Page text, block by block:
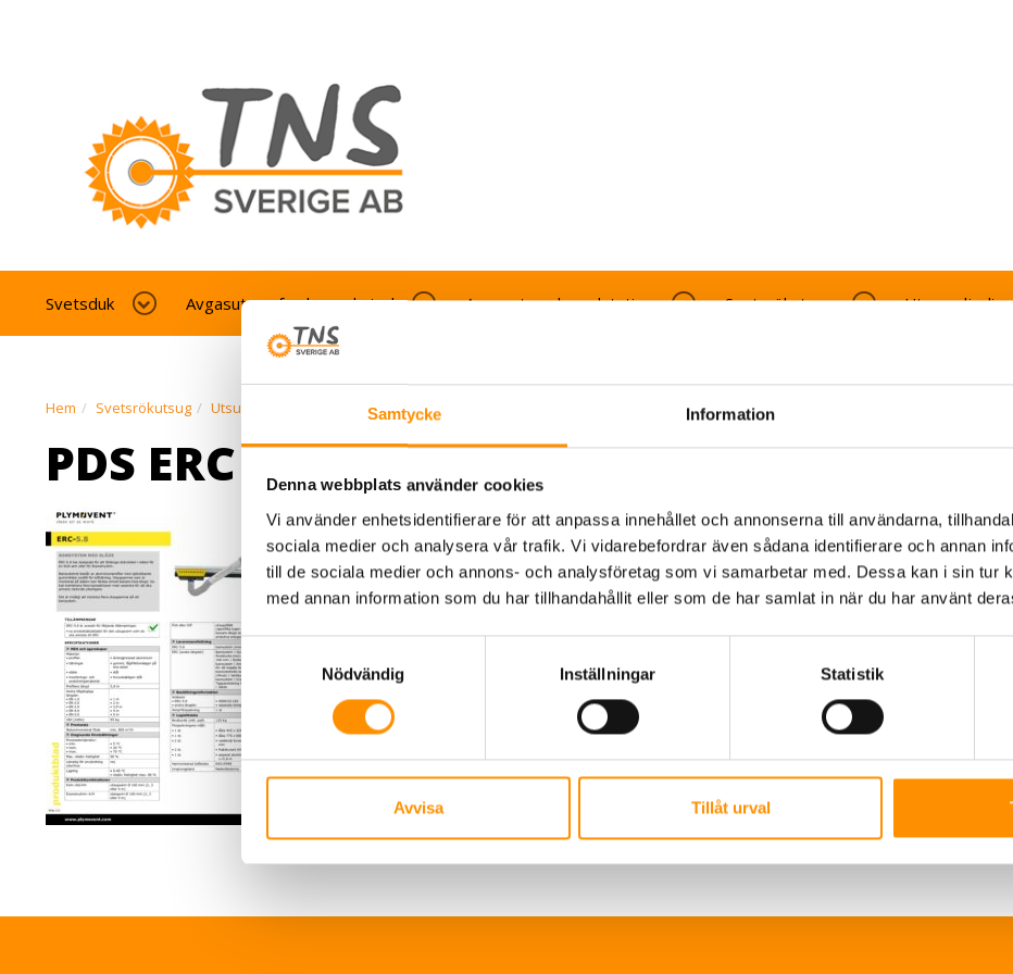
Samtycke Information
Denna webbplats använder cookies
Vi använder enhetsidentifierare för att anpassa innehållet och annonserna till användarna,
sociala medier och analysera vår trafik. Vi vidarebefordrar även sådana identifierare och annan
till de sociala medier och annons- och analysföretag som vi samarbetar med. Dessa kan i sin tur
med annan information som du har tillhandahållit eller som de har samlat in när du har använt
Samtyckesval
Nödvändig
Inställningar Statistik
Avvisa Tillåt urval
Svetsduk Avgasutsug fordonverkstad Avgasutsug brandstation Svetsrökutsug Utsug
Hem Svetsrökutsug Utsugsarmar KUA frånluftbana
PDS ERC 5.8 SE